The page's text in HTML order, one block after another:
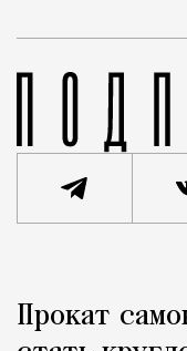
Город
Прокат